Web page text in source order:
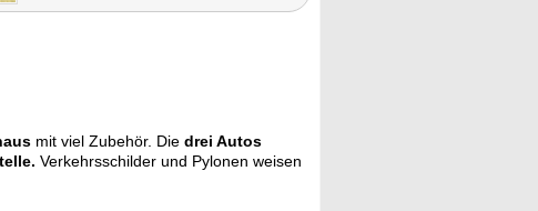
mit viel Zubehör. Die drei Autos
Verkehrsschilder und Pylonen weisen